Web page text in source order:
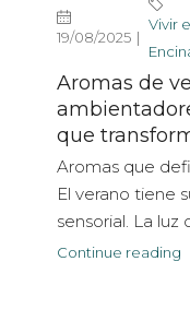
19/08/2025
Vivir
Aromas de
que
Aromas que
El verano tiene
sensorial. La luz
Continue reading